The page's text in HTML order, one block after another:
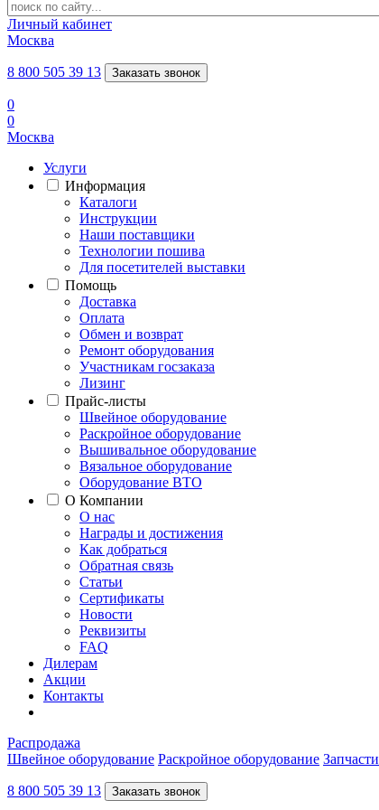
Личный кабинет
Москва
8 800 505 39 13 Заказать звонок
0
0
Москва
Услуги
Информация
Каталоги
Инструкции
Наши поставщики
Технологии пошива
Для посетителей выставки
Помощь
Доставка
Оплата
Обмен и возврат
Ремонт оборудования
Участникам госзаказа
Лизинг
Прайс-листы
Швейное оборудование
Раскройное оборудование
Вышивальное оборудование
Вязальное оборудование
Оборудование ВТО
О Компании
О нас
Награды и достижения
Как добраться
Обратная связь
Статьи
Сертификаты
Новости
Реквизиты
FAQ
Дилерам
Акции
Контакты
Распродажа
Швейное оборудование Раскройное оборудование Запчасти
8 800 505 39 13 Заказать звонок